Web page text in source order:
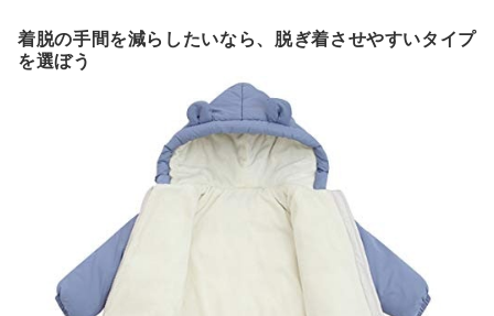
着脱の手間を減らしたいなら、脱ぎ着させやすいタイプ
を選ぼう